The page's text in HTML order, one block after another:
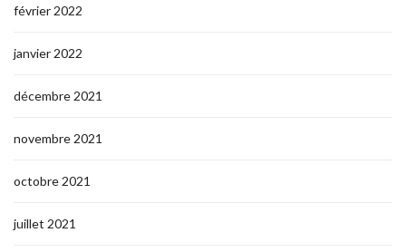
février 2022
janvier 2022
décembre 2021
novembre 2021
octobre 2021
juillet 2021